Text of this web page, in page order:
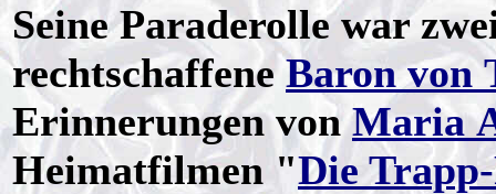
Seine Paraderolle war
rechtschaffene Baron von
Erinnerungen vonMaria
Heimatfilmen "Die